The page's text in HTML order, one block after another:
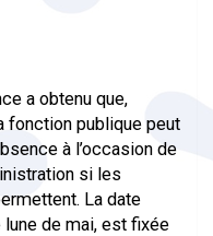
a obtenu que,
fonction publique peut
à l’occasion de
si les
La date
lune de mai, est fixée